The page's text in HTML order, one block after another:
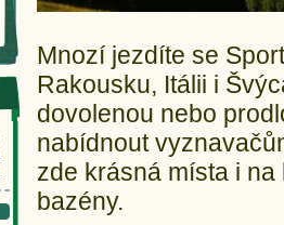
Mnozí jezdíte se
Rakousku, Itálii i
dovolenou nebo
nabídnout
zde krásná místa i
bazény.